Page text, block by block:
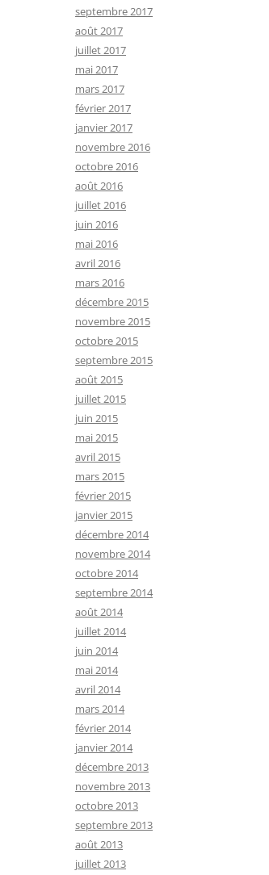
septembre 2017
août 2017
juillet 2017
mai 2017
mars 2017
février 2017
janvier 2017
novembre 2016
octobre 2016
août 2016
juillet 2016
juin 2016
mai 2016
avril 2016
mars 2016
décembre 2015
novembre 2015
octobre 2015
septembre 2015
août 2015
juillet 2015
juin 2015
mai 2015
avril 2015
mars 2015
février 2015
janvier 2015
décembre 2014
novembre 2014
octobre 2014
septembre 2014
août 2014
juillet 2014
juin 2014
mai 2014
avril 2014
mars 2014
février 2014
janvier 2014
décembre 2013
novembre 2013
octobre 2013
septembre 2013
août 2013
juillet 2013